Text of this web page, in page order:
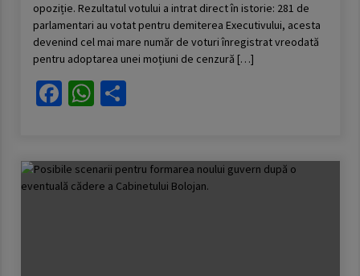
opoziție. Rezultatul votului a intrat direct în istorie: 281 de
parlamentari au votat pentru demiterea Executivului, acesta
devenind cel mai mare număr de voturi înregistrat vreodată
pentru adoptarea unei moțiuni de cenzură […]
Facebook
WhatsApp
Partajează